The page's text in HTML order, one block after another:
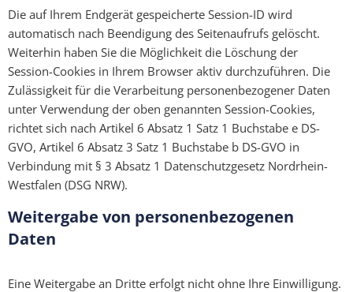
Die auf Ihrem Endgerät gespeicherte Session-ID wird
automatisch nach Beendigung des Seitenaufrufs gelöscht.
Weiterhin haben Sie die Möglichkeit die Löschung der
Session-Cookies in Ihrem Browser aktiv durchzuführen. Die
Zulässigkeit für die Verarbeitung personenbezogener Daten
unter Verwendung der oben genannten Session-Cookies,
richtet sich nach Artikel 6 Absatz 1 Satz 1 Buchstabe e DS-
GVO, Artikel 6 Absatz 3 Satz 1 Buchstabe b DS-GVO in
Verbindung mit § 3 Absatz 1 Datenschutzgesetz Nordrhein-
Westfalen (DSG NRW).
Weitergabe von personenbezogenen
Daten
Eine Weitergabe an Dritte erfolgt nicht ohne Ihre Einwilligung.